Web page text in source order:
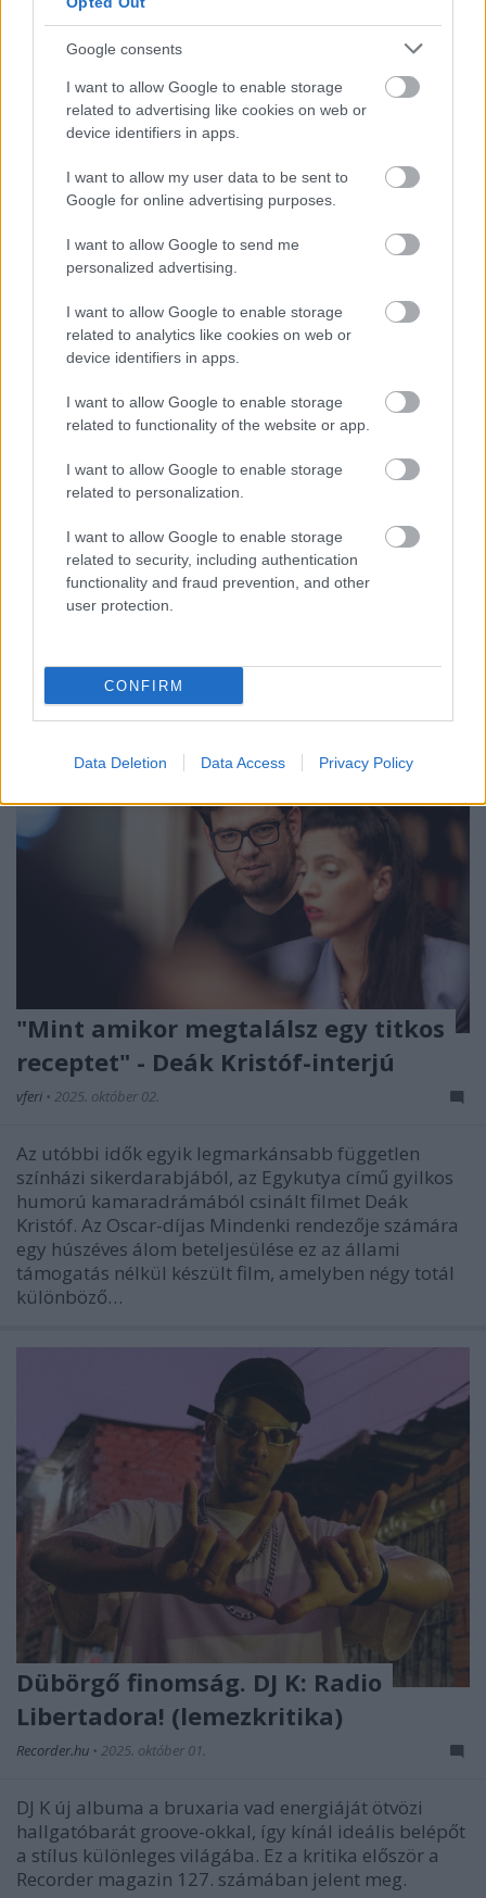
Google consents
I want to allow Google to enable storage
related to advertising like cookies on web or
device identifiers in apps.
I want to allow my user data to be sent to
Google for online advertising purposes.
I want to allow Google to send me
personalized advertising.
I want to allow Google to enable storage
related to analytics like cookies on web or
device identifiers in apps.
I want to allow Google to enable storage
related to functionality of the website or app.
I want to allow Google to enable storage
related to personalization.
I want to allow Google to enable storage
related to security, including authentication
functionality and fraud prevention, and other
user protection.
CONFIRM
Data Deletion Data Access Privacy Policy
Csehszlovákiáig. Ez az írás először a Recorder
magazin 127. számában jelent meg.
Miről írták a dalt? – kérdezik egy új
pályázat kiírói
trecorder•2025. október 05.
Ki volt az a lány a Földvár felé vivő úton? Hogyan
lehetett felnőni házakkal, városokkal, fáradt
villamosokkal és kőhidakkal? Mi történt, mielőtt az
"Mint amikor megtalálsz egy titkos
receptet" - Deák Kristóf-interjú
vferi • 2025. október 02.
Az utóbbi idők egyik legmarkánsabb független
színházi sikerdarabjából, az Egykutya című gyilkos
humorú kamaradrámából csinált filmet Deák
Kristóf. Az Oscar-díjas Mindenki rendezője számára
egy húszéves álom beteljesülése ez az állami
támogatás nélkül készült film, amelyben négy totál
különböző…
Dübörgő finomság. DJ K: Radio
Libertadora! (lemezkritika)
Recorder.hu • 2025. október 01.
DJ K új albuma a bruxaria vad energiáját ötvözi
hallgatóbarát groove-okkal, így kínál ideális belépőt
a stílus különleges világába. Ez a kritika először a
Recorder magazin 127. számában jelent meg.